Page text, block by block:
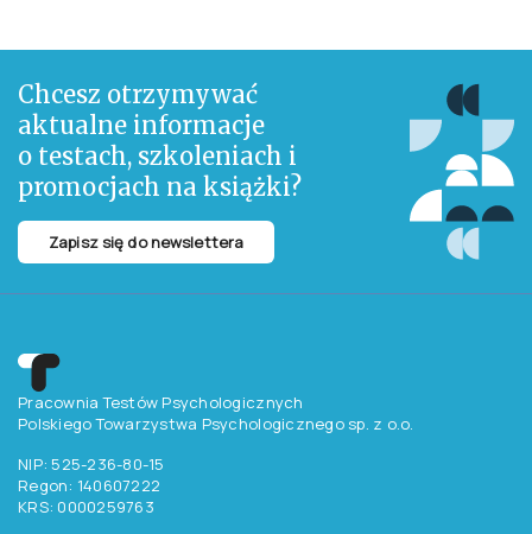
Chcesz otrzymywać
aktualne informacje
o testach, szkoleniach i
promocjach na książki?
Zapisz się do newslettera
Pracownia Testów Psychologicznych
Polskiego Towarzystwa Psychologicznego sp. z o.o.
NIP: 525-236-80-15
Regon: 140607222
KRS: 0000259763